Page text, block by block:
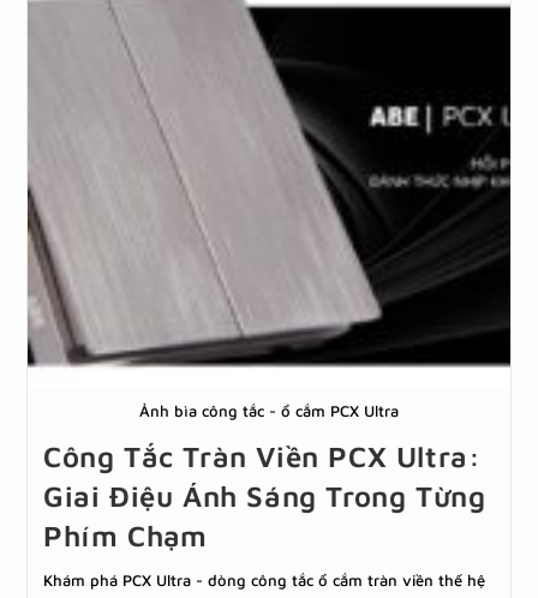
Ảnh bìa công tắc - ổ cắm PCX Ultra
Công Tắc Tràn Viền PCX Ultra:
Giai Điệu Ánh Sáng Trong Từng
Phím Chạm
Khám phá PCX Ultra - dòng công tắc ổ cắm tràn viền thế hệ